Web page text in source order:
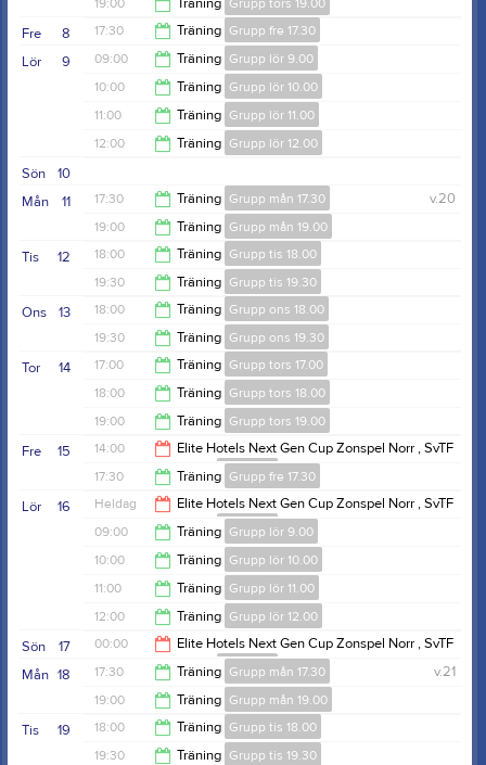
19:00
20:30
8
Fre 17:30 Träning Grupp fre 17.30
19:00
9
Lör 09:00 Träning Grupp lör 9.00
10:00
10:00 Träning Grupp lör 10.00
11:00
11:00 Träning Grupp lör 11.00
12:00 Träning Grupp lör 12.00
13:00
10
Sön
11
Mån v.20
17:30 Träning Grupp mån 17.30
19:00
19:00 Träning Grupp mån 19.00
20:30
12
Tis 18:00 Träning Grupp tis 18.00
19:30
19:30 Träning Grupp tis 19.30
21:00
13
Ons 18:00 Träning Grupp ons 18.00
19:30
19:30 Träning Grupp ons 19.30
21:00
14
Tor 17:00 Träning Grupp tors 17.00
18:00
18:00 Träning Grupp tors 18.00
19:00
19:00 Träning Grupp tors 19.00
20:30
15
Fre 14:00
Elite Hotels Next Gen Cup Zonspel Norr , SvTF
Väst 2026
Tävlingar
00:00
17:30 Träning Grupp fre 17.30
19:00
16
Lör Heldag
Elite Hotels Next Gen Cup Zonspel Norr , SvTF
Väst 2026
Tävlingar
09:00 Träning Grupp lör 9.00
10:00
10:00 Träning Grupp lör 10.00
11:00
11:00 Träning Grupp lör 11.00
12:00
12:00 Träning Grupp lör 12.00
13:00
17
Sön 00:00
Elite Hotels Next Gen Cup Zonspel Norr , SvTF
Väst 2026
Tävlingar
16:00
18
Mån v.21
17:30 Träning Grupp mån 17.30
19:00
19:00 Träning Grupp mån 19.00
20:30
19
Tis 18:00 Träning Grupp tis 18.00
19:30 Träning Grupp tis 19.30